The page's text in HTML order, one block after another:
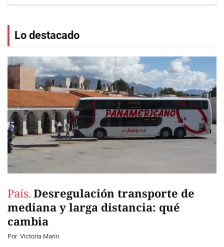
Lo destacado
País. Desregulación transporte de
mediana y larga distancia: qué
cambia
Por Victoria Marín